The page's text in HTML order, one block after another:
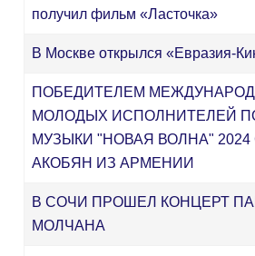
получил фильм «‎Ласточка»
В Москве открылся «Евразия-
ПОБЕДИТЕЛЕМ
МОЛОДЫХ ИСПОЛНИТЕЛЕЙ
МУЗЫКИ "НОВАЯ ВОЛНА"
АКОБЯН ИЗ АРМЕНИИ
В СОЧИ ПРОШЕЛ КОНЦЕРТ
МОЛЧАНА